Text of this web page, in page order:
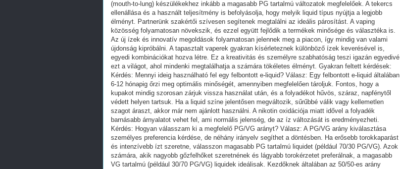
(mouth-to-lung) készülékekhez inkább a magasabb PG tartalmú változatok megfelelőek. A tekercs
ellenállása és a használt teljesítmény is befolyásolja, hogy melyik liquid típus nyújtja a legjobb
élményt. Partnerünk szakértői szívesen segítenek megtalálni az ideális párosítást. A vaping
közösség folyamatosan növekszik, és ezzel együtt fejlődik a termékek minősége és választéka is.
Az új ízek és innovatív megoldások folyamatosan jelennek meg a piacon, így mindig van valami
újdonság kipróbálni. A tapasztalt vaperek gyakran kísérleteznek különböző ízek keverésével is,
egyedi kombinációkat hozva létre. Ez a kreativitás és személyre szabhatóság teszi igazán egyedivé
ezt a világot, ahol mindenki megtalálhatja a számára tökéletes élményt. Gyakran feltett kérdések:
Kérdés: Mennyi ideig használható fel egy felbontott e-liquid? Válasz: Egy felbontott e-liquid általában
6-12 hónapig őrzi meg optimális minőségét, amennyiben megfelelően tároljuk. Fontos, hogy a
kupakot mindig szorosan zárjuk vissza használat után, és a folyadékot hűvös, száraz, napfénytől
védett helyen tartsuk. Ha a liquid színe jelentősen megváltozik, sűrűbbé válik vagy kellemetlen
szagot áraszt, akkor már nem ajánlott használni. A nikotin oxidációja miatt idővel a folyadék
barnásabb árnyalatot vehet fel, ami normális jelenség, de az íz változását is eredményezheti.
Kérdés: Hogyan válasszam ki a megfelelő PG/VG arányt? Válasz: A PG/VG arány kiválasztása
személyes preferencia kérdése, de néhány irányelv segíthet a döntésben. Ha erősebb torokkaparást
és intenzívebb ízt szeretne, válasszon magasabb PG tartalmú liquidet (például 70/30 PG/VG). Azok
számára, akik nagyobb gőzfelhőket szeretnének és lágyabb torokérzetet preferálnak, a magasabb
VG tartalmú (például 30/70 PG/VG) liquidek ideálisak. Kezdőknek általában az 50/50-es arány